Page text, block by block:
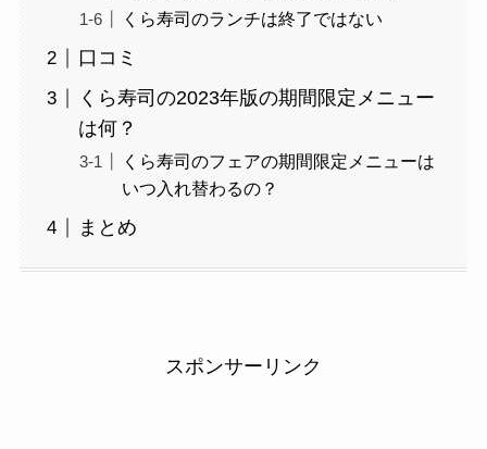
くら寿司のランチは終了ではない
口コミ
くら寿司の2023年版の期間限定メニュー
は何？
くら寿司のフェアの期間限定メニューは
いつ入れ替わるの？
まとめ
スポンサーリンク